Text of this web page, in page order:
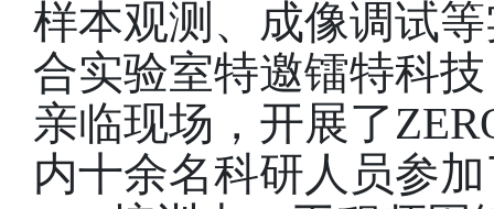
样本观测、成像调试
合实验室特邀镭特科
亲临现场，开展了
内十余名科研人员参